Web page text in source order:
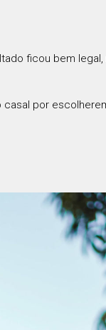
ficou bem
por